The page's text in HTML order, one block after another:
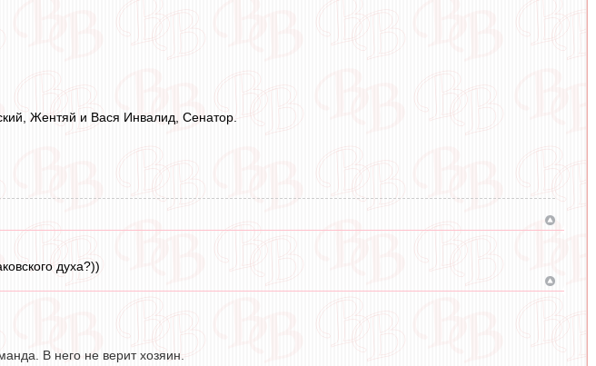
Жентяй и Вася Инвалид, Сенатор.
духа?))
В него не верит хозяин.